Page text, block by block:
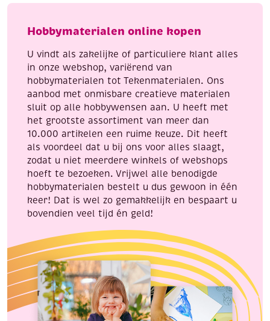
te
Natuur
om
te
aantal
Hobbymaterialen online kopen
U vindt als zakelijke of particuliere klant alles
in onze webshop, variërend van
hobbymaterialen tot Tekenmaterialen. Ons
aanbod met onmisbare creatieve materialen
sluit op alle hobbywensen aan. U heeft met
het grootste assortiment van meer dan
10.000 artikelen een ruime keuze. Dit heeft
als voordeel dat u bij ons voor alles slaagt,
zodat u niet meerdere winkels of webshops
hoeft te bezoeken. Vrijwel alle benodigde
hobbymaterialen bestelt u dus gewoon in één
keer! Dat is wel zo gemakkelijk en bespaart u
bovendien veel tijd én geld!